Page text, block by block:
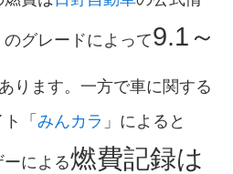
グレードによって9.1～
ります。一方で車に関する
「 みんカラ 」によると
による燃費記録は